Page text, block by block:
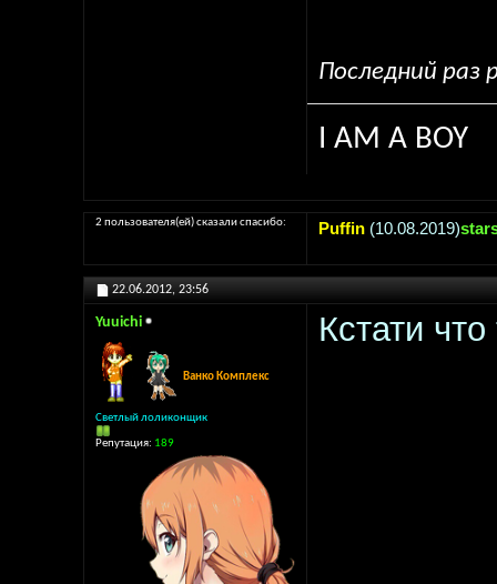
Последний раз
I AM A BOY
2 пользователя(ей) сказали cпасибо: Puffin (10.08.2019)
22.06.2012, 23:56
Yuuichi
Ванко Комплекс
Светлый лоликонщик
Репутация: 189
Кстати